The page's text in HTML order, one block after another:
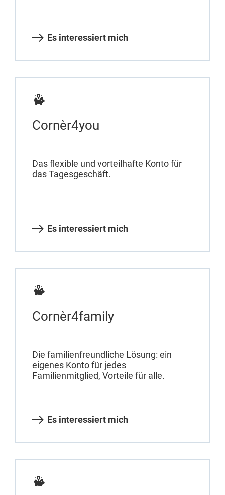
Es interessiert mich
Cornèr4you
Das flexible und vorteilhafte Konto für
das Tagesgeschäft.
Es interessiert mich
Cornèr4family
Die familienfreundliche Lösung: ein
eigenes Konto für jedes
Familienmitglied, Vorteile für alle.
Es interessiert mich